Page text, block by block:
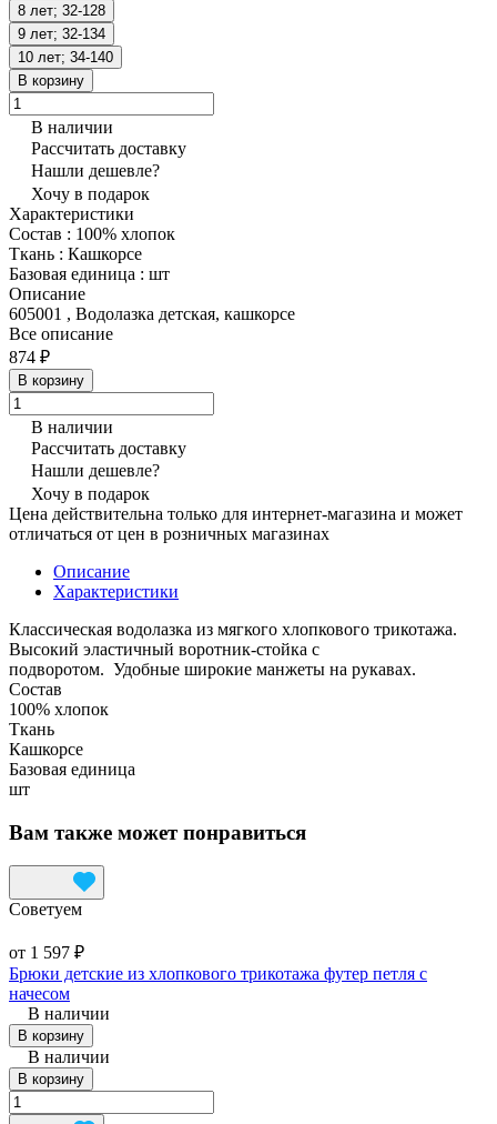
8 лет; 32-128
9 лет; 32-134
10 лет; 34-140
В корзину
В наличии
Рассчитать доставку
Нашли дешевле?
Хочу в подарок
Характеристики
Состав : 100% хлопок
Ткань : Кашкорсе
Базовая единица : шт
Описание
605001 , Водолазка детская, кашкорсе
Все описание
874 ₽
В корзину
В наличии
Рассчитать доставку
Нашли дешевле?
Хочу в подарок
Цена действительна только для интернет-магазина и может
отличаться от цен в розничных магазинах
Описание
Характеристики
Классическая водолазка из мягкого хлопкового трикотажа.
Высокий эластичный воротник-стойка с
подворотом. Удобные широкие манжеты на рукавах.
Состав
100% хлопок
Ткань
Кашкорсе
Базовая единица
шт
Вам также может понравиться
Советуем
от 1 597 ₽
Брюки детские из хлопкового трикотажа футер петля с
начесом
В наличии
В корзину
В наличии
В корзину